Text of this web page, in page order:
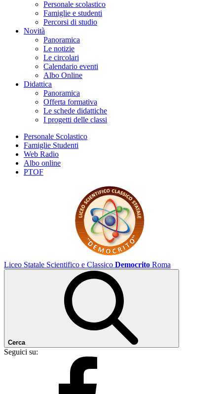
Personale scolastico
Famiglie e studenti
Percorsi di studio
Novità
Panoramica
Le notizie
Le circolari
Calendario eventi
Albo Online
Didattica
Panoramica
Offerta formativa
Le schede didattiche
I progetti delle classi
Personale Scolastico
Famiglie Studenti
Web Radio
Albo online
PTOF
Liceo Statale Scientifico e Classico Democrito Roma
Cerca
Seguici su: